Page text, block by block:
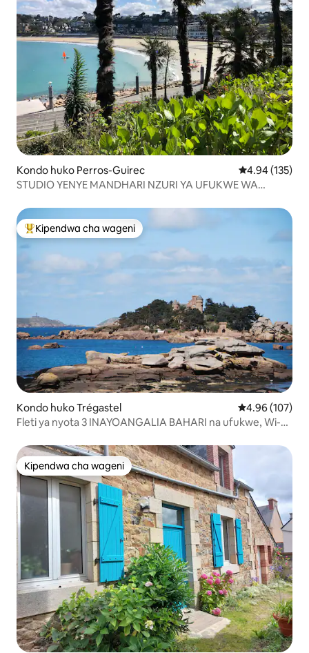
Kondo huko Perros-Guirec Ukadiriaji wa
4.94 (135)
STUDIO YENYE MANDHARI NZURI YA UFUKWE WA
Kipendwa maarufu cha wageni
Kipendwa cha wageni
Kondo huko Trégastel Ukadiriaji wa
4.96 (107)
Fleti ya nyota 3 INAYOANGALIA BAHARI na ufukwe, Wi-Fi
Kipendwa cha wageni
Kipendwa cha wageni